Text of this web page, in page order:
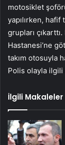
motosiklet
yapılırken, hafif
grupları
Hastanesi’ne
takım otosuyla
Polis olayla ilgili
İlgili Makaleler